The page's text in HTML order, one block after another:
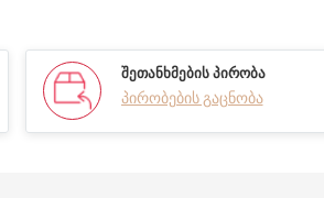
ᲨᲔᲗᲐᲜᲮᲛᲔᲑᲘᲡ ᲞᲘᲠᲝᲑᲐ
პირობების გაცნობა